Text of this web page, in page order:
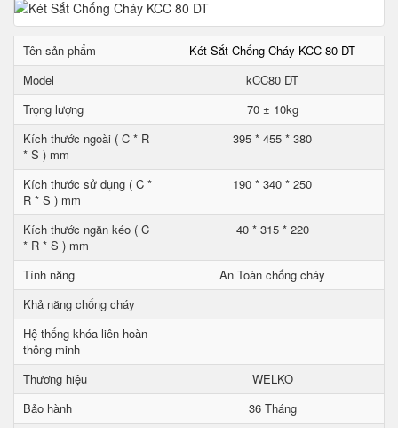
Tên sản phẩm
Két Sắt Chống Cháy KCC 80 DT
Model
kCC80 DT
Trọng lượng
70 ± 10kg
Kích thước ngoài ( C * R
* S ) mm
395 * 455 * 380
Kích thước sử dụng ( C *
R * S ) mm
190 * 340 * 250
Kích thước ngăn kéo ( C
* R * S ) mm
40 * 315 * 220
Tính năng
An Toàn chống cháy
Khả năng chống cháy
Hệ thống khóa liên hoàn
thông minh
Thương hiệu
WELKO
Bảo hành
36 Tháng